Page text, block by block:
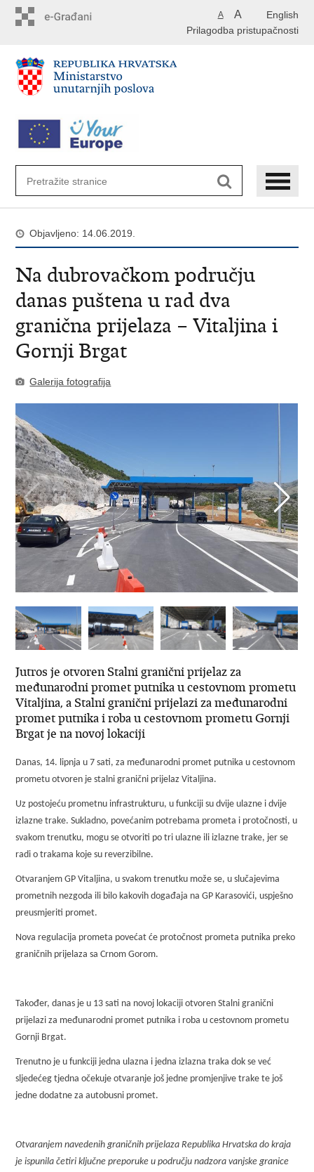
English
A A
Prilagodba pristupačnosti
Objavljeno: 14.06.2019.
Na dubrovačkom području
danas puštena u rad dva
granična prijelaza – Vitaljina i
Gornji Brgat
Galerija fotografija
Jutros je otvoren Stalni granični prijelaz za
međunarodni promet putnika u cestovnom prometu
Vitaljina, a Stalni granični prijelazi za međunarodni
promet putnika i roba u cestovnom prometu Gornji
Brgat je na novoj lokaciji
Danas, 14. lipnja u 7 sati, za međunarodni promet putnika u cestovnom
prometu otvoren je stalni granični prijelaz Vitaljina.
Uz postojeću prometnu infrastrukturu, u funkciji su dvije ulazne i dvije
izlazne trake. Sukladno, povećanim potrebama prometa i protočnosti, u
svakom trenutku, mogu se otvoriti po tri ulazne ili izlazne trake, jer se
radi o trakama koje su reverzibilne.
Otvaranjem GP Vitaljina, u svakom trenutku može se, u slučajevima
prometnih nezgoda ili bilo kakovih događaja na GP Karasovići, uspješno
preusmjeriti promet.
Nova regulacija prometa povećat će protočnost prometa putnika preko
graničnih prijelaza sa Crnom Gorom.
Također, danas je u 13 sati na novoj lokaciji otvoren Stalni granični
prijelazi za međunarodni promet putnika i roba u cestovnom prometu
Gornji Brgat.
Trenutno je u funkciji jedna ulazna i jedna izlazna traka dok se već
sljedećeg tjedna očekuje otvaranje još jedne promjenjive trake te još
jedne dodatne za autobusni promet.
Otvaranjem navedenih graničnih prijelaza Republika Hrvatska do kraja
je ispunila četiri ključne preporuke u području nadzora vanjske granice